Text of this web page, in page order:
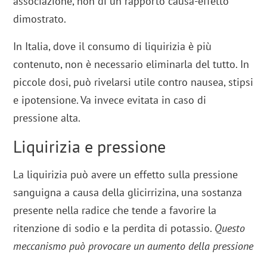
dimostrato.
In Italia, dove il consumo di liquirizia è più
contenuto, non è necessario eliminarla del tutto. In
piccole dosi, può rivelarsi utile contro nausea, stipsi
e ipotensione. Va invece evitata in caso di
pressione alta.
Liquirizia e pressione
La liquirizia può avere un effetto sulla pressione
sanguigna a causa della glicirrizina, una sostanza
presente nella radice che tende a favorire la
ritenzione di sodio e la perdita di potassio. Questo
meccanismo può provocare un aumento della pressione